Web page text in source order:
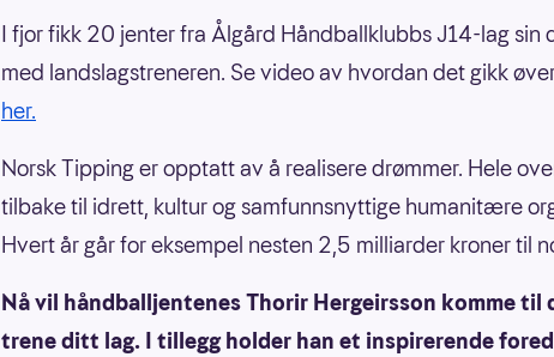
I fjor fikk 20 jenter fra Ålgård Håndballklubbs J14-lag sin
med landslagstreneren. Se video av hvordan det gikk
her.
Norsk Tipping er opptatt av å realisere drømmer. Hele
tilbake til idrett, kultur og samfunnsnyttige humanitære
Hvert år går for eksempel nesten 2,5 milliarder kroner til
Nå vil håndballjentenes Thorir Hergeirsson komme til
trene ditt lag. I tillegg holder han et inspirerende